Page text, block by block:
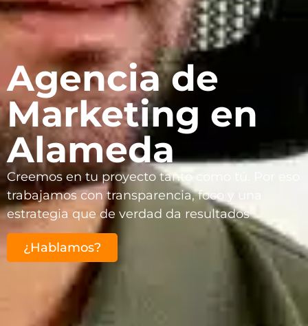
Agencia de
Marketing en
Alameda
Creemos en tu proyecto tanto como tú. Por eso
trabajamos con transparencia, foco y una
estrategia que de verdad da resultados
¿Hablamos?